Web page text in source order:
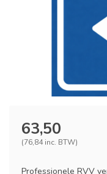
63,50
(76,84 inc. BTW)
Professionele RVV